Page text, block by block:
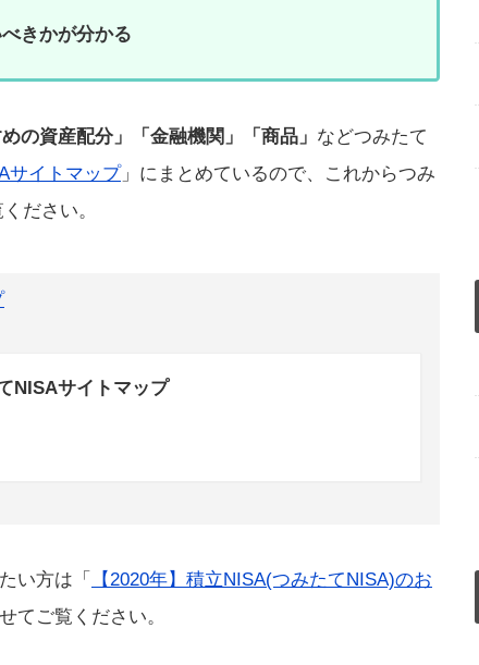
きかが分かる
の資産配分」「金融機関」「商品」 などつみたて
サイトマップ」にまとめているので、これからつみ
ださい。
NISAサイトマップ
い方は「
【2020年】積立NISA(つみたてNISA)のお
てご覧ください。